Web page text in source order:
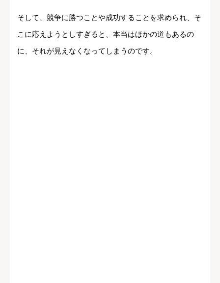
そして、競争に勝つことや成功することを求められ、そ
こに応えようとしすぎると、本当はほかの道もあるの
に、それが見えなくなってしまうのです。